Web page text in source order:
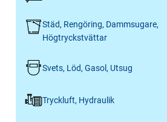
Städ, Rengöring, Dammsugare,
Högtryckstvättar
Svets, Löd, Gasol, Utsug
Tryckluft, Hydraulik